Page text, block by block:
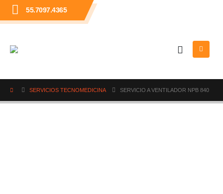
55.7097.4365
SERVICIOS TECNOMEDICINA SERVICIO A VENTILADOR NPB 840